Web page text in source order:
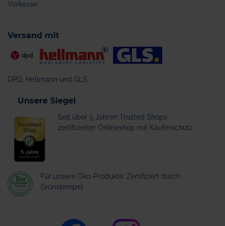
Vorkasse
Versand mit
DPD, Hellmann und GLS
Unsere Siegel
Seit über 5 Jahren Trusted Shops
zertifizierter Onlineshop mit Käuferschutz
Für unsere Öko-Produkte: Zertifiziert durch
Grünstempel